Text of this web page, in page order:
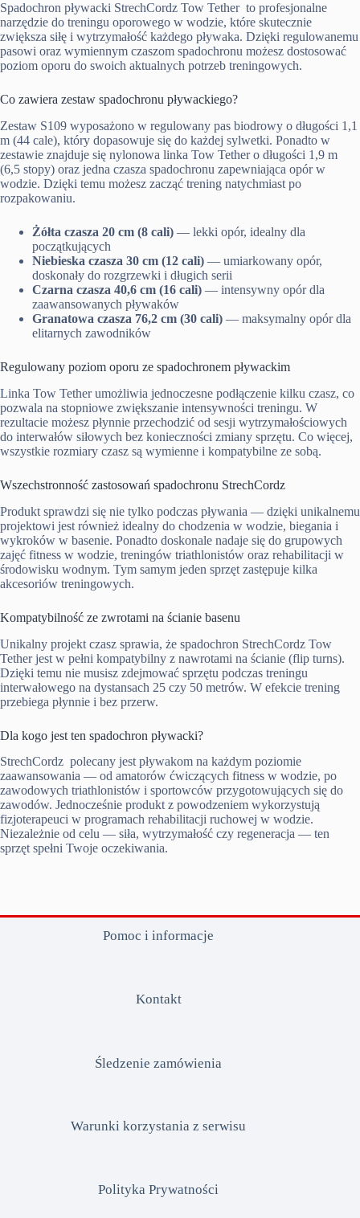
Spadochron pływacki StrechCordz Tow Tether to profesjonalne
narzędzie do treningu oporowego w wodzie, które skutecznie
zwiększa siłę i wytrzymałość każdego pływaka. Dzięki regulowanemu
pasowi oraz wymiennym czaszom spadochronu możesz dostosować
poziom oporu do swoich aktualnych potrzeb treningowych.
Co zawiera zestaw spadochronu pływackiego?
Zestaw S109 wyposażono w regulowany pas biodrowy o długości 1,1
m (44 cale), który dopasowuje się do każdej sylwetki. Ponadto w
zestawie znajduje się nylonowa linka Tow Tether o długości 1,9 m
(6,5 stopy) oraz jedna czasza spadochronu zapewniająca opór w
wodzie. Dzięki temu możesz zacząć trening natychmiast po
rozpakowaniu.
Żółta czasza 20 cm (8 cali) — lekki opór, idealny dla
początkujących
Niebieska czasza 30 cm (12 cali) — umiarkowany opór,
doskonały do rozgrzewki i długich serii
Czarna czasza 40,6 cm (16 cali) — intensywny opór dla
zaawansowanych pływaków
Granatowa czasza 76,2 cm (30 cali) — maksymalny opór dla
elitarnych zawodników
Regulowany poziom oporu ze spadochronem pływackim
Linka Tow Tether umożliwia jednoczesne podłączenie kilku czasz, co
pozwala na stopniowe zwiększanie intensywności treningu. W
rezultacie możesz płynnie przechodzić od sesji wytrzymałościowych
do interwałów siłowych bez konieczności zmiany sprzętu. Co więcej,
wszystkie rozmiary czasz są wymienne i kompatybilne ze sobą.
Wszechstronność zastosowań spadochronu StrechCordz
Produkt sprawdzi się nie tylko podczas pływania — dzięki unikalnemu
projektowi jest również idealny do chodzenia w wodzie, biegania i
wykroków w basenie. Ponadto doskonale nadaje się do grupowych
zajęć fitness w wodzie, treningów triathlonistów oraz rehabilitacji w
środowisku wodnym. Tym samym jeden sprzęt zastępuje kilka
akcesoriów treningowych.
Kompatybilność ze zwrotami na ścianie basenu
Unikalny projekt czasz sprawia, że spadochron StrechCordz Tow
Tether jest w pełni kompatybilny z nawrotami na ścianie (flip turns).
Dzięki temu nie musisz zdejmować sprzętu podczas treningu
interwałowego na dystansach 25 czy 50 metrów. W efekcie trening
przebiega płynnie i bez przerw.
Dla kogo jest ten spadochron pływacki?
StrechCordz polecany jest pływakom na każdym poziomie
zaawansowania — od amatorów ćwiczących fitness w wodzie, po
zawodowych triathlonistów i sportowców przygotowujących się do
zawodów. Jednocześnie produkt z powodzeniem wykorzystują
fizjoterapeuci w programach rehabilitacji ruchowej w wodzie.
Niezależnie od celu — siła, wytrzymałość czy regeneracja — ten
sprzęt spełni Twoje oczekiwania.
Pomoc i informacje
Kontakt
Śledzenie zamówienia
Warunki korzystania z serwisu
Polityka Prywatności